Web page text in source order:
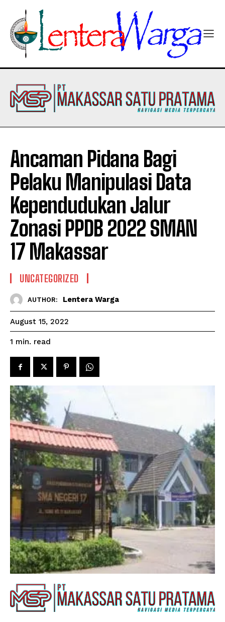
Ancaman Pidana Bagi
Pelaku Manipulasi Data
Kependudukan Jalur
Zonasi PPDB 2022 SMAN
17 Makassar
UNCATEGORIZED
AUTHOR: Lentera Warga
August 15, 2022
1 min. read